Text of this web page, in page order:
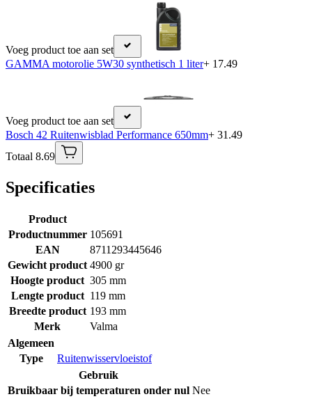
Voeg product toe aan set
GAMMA motorolie 5W30 synthetisch 1 liter+ 17.49
Voeg product toe aan set
Bosch 42 Ruitenwisblad Performance 650mm+ 31.49
Totaal 8.69
Specificaties
Product
Productnummer 105691
EAN
8711293445646
Gewicht product 4900 gr
Hoogte product 305 mm
Lengte product 119 mm
Breedte product 193 mm
Merk
Valma
Algemeen
Type
Ruitenwisservloeistof
Gebruik
Bruikbaar bij temperaturen onder nul Nee